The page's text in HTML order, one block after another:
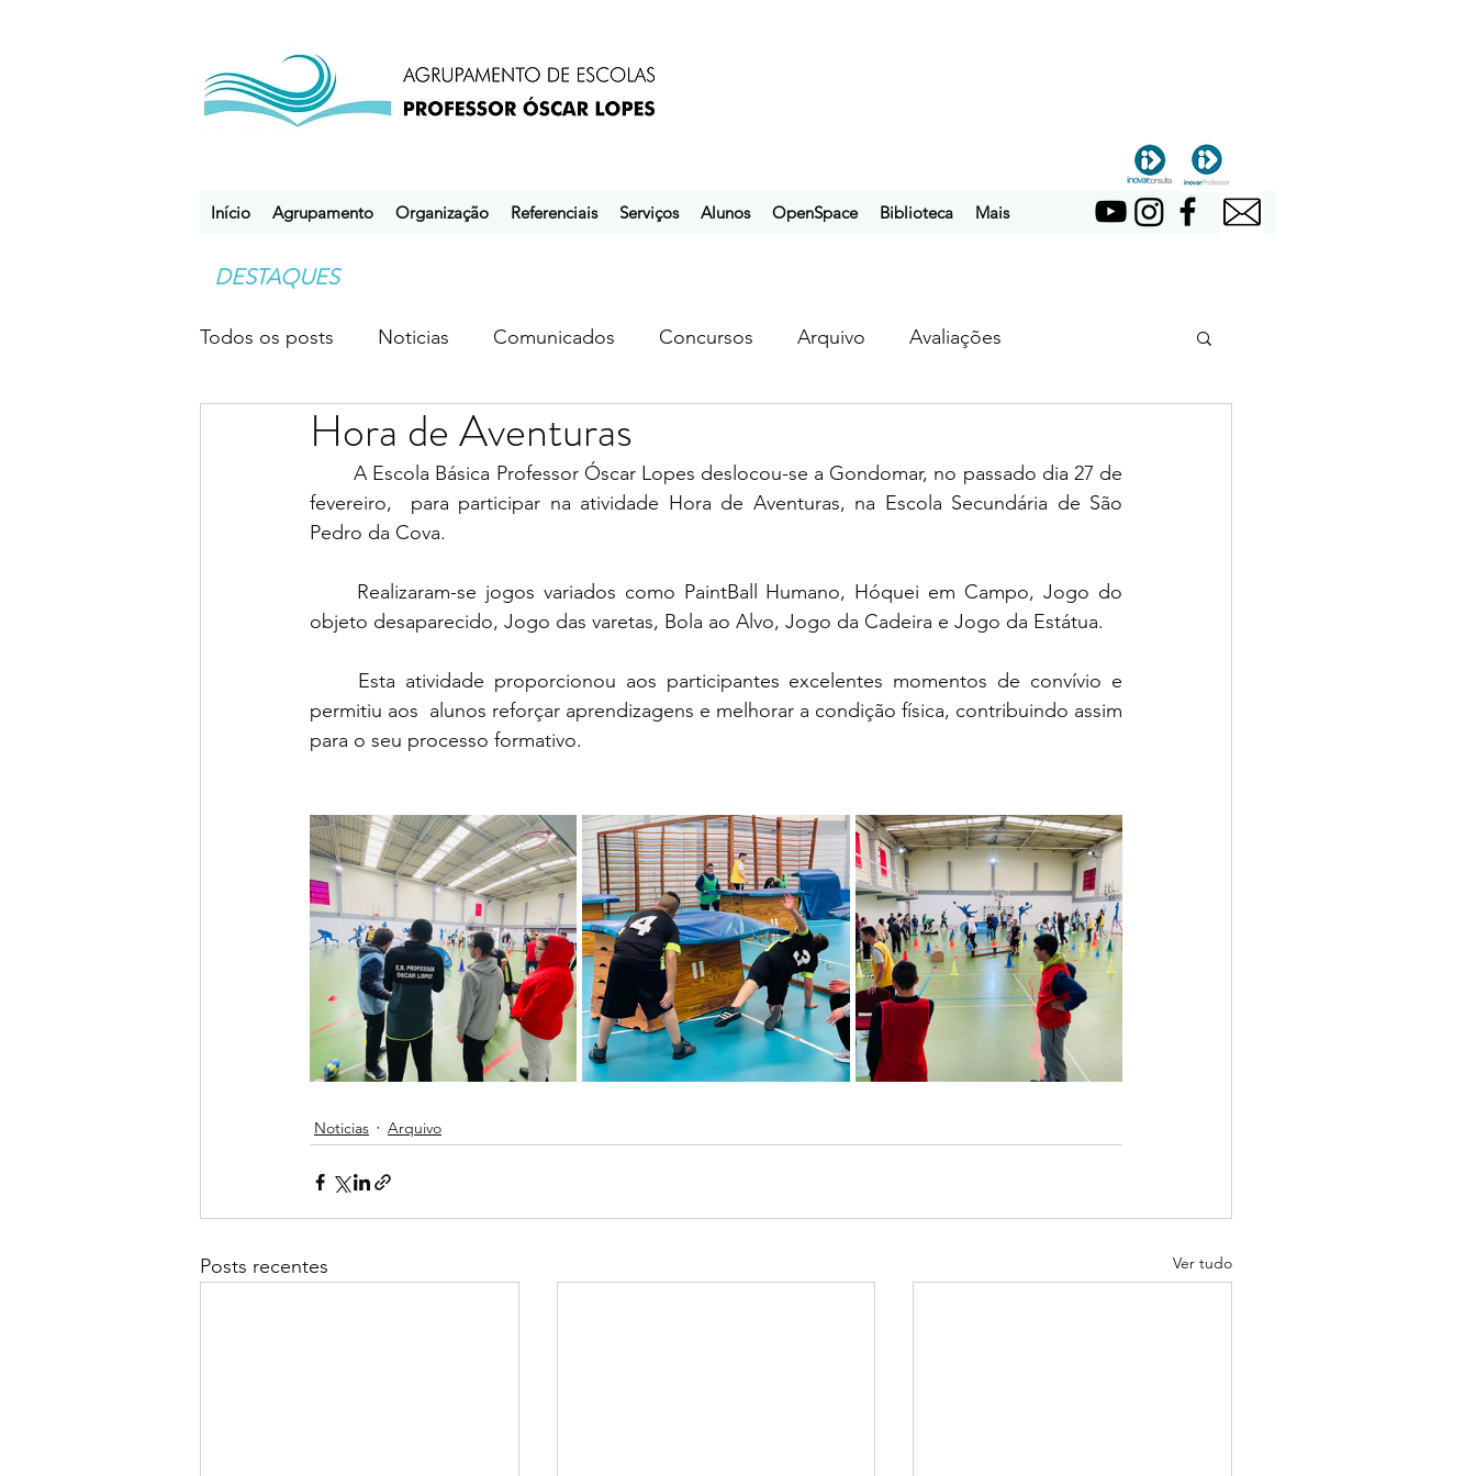
Início Agrupamento Organização Referenciais Serviços Alunos OpenSpace Biblioteca Mais
DESTAQUES
Todos os posts Noticias Comunicados Concursos Arquivo Avaliações
Desporto Escolar Clubes ebem
Hora de Aventuras
	A Escola Básica Professor Óscar Lopes deslocou-se a Gondomar, no passado dia 27 de
fevereiro,
para participar na atividade Hora de Aventuras, na Escola Secundária de São
Pedro da Cova.
objeto desaparecido, Jogo das varetas, Bola ao Alvo, Jogo da Cadeira e Jogo da Estátua.
permitiu aos  alunos reforçar aprendizagens e melhorar a condição física, contribuindo assim
para o seu processo formativo.
Noticias Arquivo
Posts recentes Ver tudo